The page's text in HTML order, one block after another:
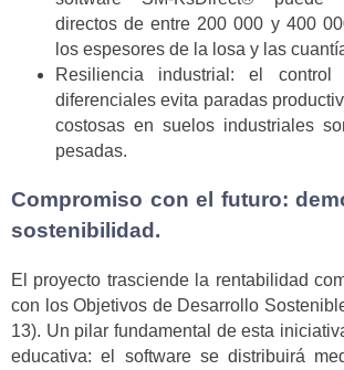
directos de entre 200 000 y 400
los espesores de la losa y las
Resiliencia industrial: el
diferenciales evita paradas
costosas en suelos industriales
pesadas.
Compromiso con el futuro:
sostenibilidad.
El proyecto trasciende la rentabilidad
con los Objetivos de Desarrollo
13). Un pilar fundamental de esta
educativa: el software se distribuirá